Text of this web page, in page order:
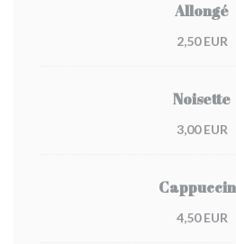
Allongé
2,50 EUR
Noisette
3,00 EUR
4,50 EUR